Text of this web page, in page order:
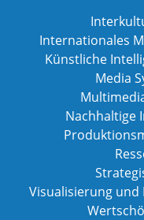
Internationales
Künstliche
Media
Nachhaltige
Visualisierung